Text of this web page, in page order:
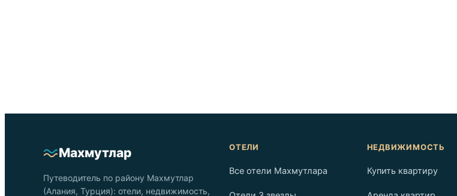
Махмутлар
Путеводитель по району Махмутлар
(Алания, Турция): отели, недвижимость,
ОТЕЛИ
Все отели Махмутлара
НЕДВИЖИМОСТЬ
Купить квартиру